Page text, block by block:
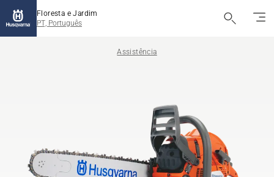
Floresta e Jardim
PT, Português
Assistência